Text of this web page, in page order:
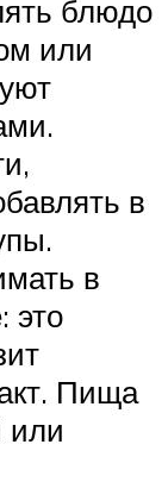
блюдо
или
в
в
это
Пища
или